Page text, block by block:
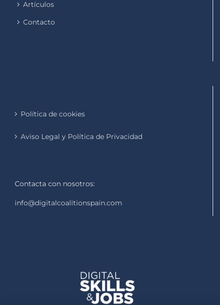
Artículos
Contacto
Política de cookies
Aviso Legal y Política de Privacidad
Contacta con nosotros:
info@digitalcoalitionspain.com